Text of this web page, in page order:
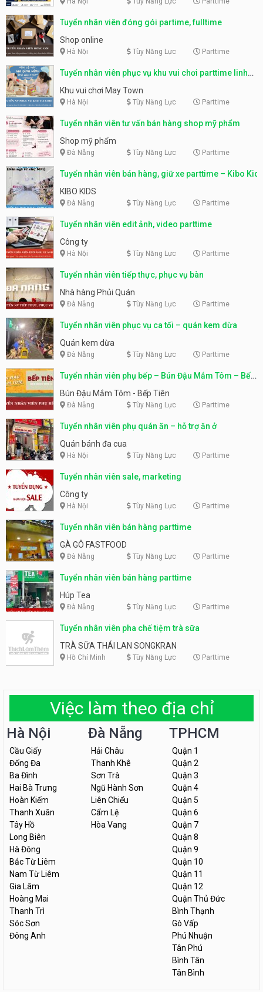
Tuyển nhân viên đóng gói partime, fulltime
Shop online
Hà Nội Tùy Năng Lực Parttime
Tuyển nhân viên phục vụ khu vui chơi parttime linh
động
Khu vui chơi May Town
Hà Nội Tùy Năng Lực Parttime
Tuyển nhân viên tư vấn bán hàng shop mỹ phẩm
Shop mỹ phẩm
Đà Nẵng Tùy Năng Lực Parttime
Tuyển nhân viên bán hàng, giữ xe parttime – Kibo Kid
KIBO KIDS
Đà Nẵng Tùy Năng Lực Parttime
Tuyển nhân viên edit ảnh, video parttime
Công ty
Hà Nội Tùy Năng Lực Parttime
Tuyển nhân viên tiếp thực, phục vụ bàn
Nhà hàng Phủi Quán
Đà Nẵng Tùy Năng Lực Parttime
Tuyển nhân viên phục vụ ca tối – quán kem dừa
Quán kem dừa
Đà Nẵng Tùy Năng Lực Parttime
Tuyển nhân viên phụ bếp – Bún Đậu Mắm Tôm – Bếp
Tiên
Bún Đậu Mắm Tôm - Bếp Tiên
Đà Nẵng Tùy Năng Lực Parttime
Tuyển nhân viên phụ quán ăn – hỗ trợ ăn ở
Quán bánh đa cua
Hà Nội Tùy Năng Lực Parttime
Tuyển nhân viên sale, marketing
Công ty
Hà Nội Tùy Năng Lực Parttime
Tuyển nhân viên bán hàng parttime
GÀ GÔ FASTFOOD
Đà Nẵng Tùy Năng Lực Parttime
Tuyển nhân viên bán hàng parttime
Húp Tea
Đà Nẵng Tùy Năng Lực Parttime
Tuyển nhân viên pha chế tiệm trà sữa
TRÀ SỮA THÁI LAN SONGKRAN
Hồ Chí Minh Tùy Năng Lực Parttime
Việc làm theo địa chỉ
Hà Nội
Cầu Giấy
Đống Đa
Ba Đình
Hai Bà Trưng
Hoàn Kiếm
Thanh Xuân
Tây Hồ
Long Biên
Hà Đông
Bắc Từ Liêm
Nam Từ Liêm
Gia Lâm
Hoàng Mai
Thanh Trì
Sóc Sơn
Đông Anh
Đà Nẵng
Hải Châu
Thanh Khê
Sơn Trà
Ngũ Hành Sơn
Liên Chiểu
Cẩm Lệ
Hòa Vang
TPHCM
Quận 1
Quận 2
Quận 3
Quận 4
Quận 5
Quận 6
Quận 7
Quận 8
Quận 9
Quận 10
Quận 11
Quận 12
Quận Thủ Đức
Bình Thạnh
Gò Vấp
Phú Nhuận
Tân Phú
Bình Tân
Tân Bình